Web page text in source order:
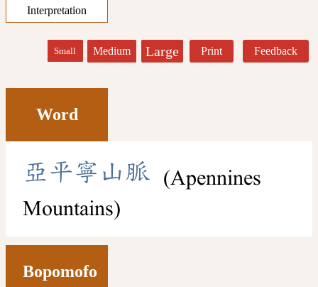
Interpretation
Small Medium Large Print Feedback
Word
亞 平寧 山 脈
(Apennines
Mountains)
Bopomofo